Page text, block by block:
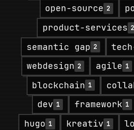
open-source 2
product-services 2
semantic gap 2
webdesign 2 agile 1
blockchain 1
dev 1 framework 1
hugo 1 kreativ 1